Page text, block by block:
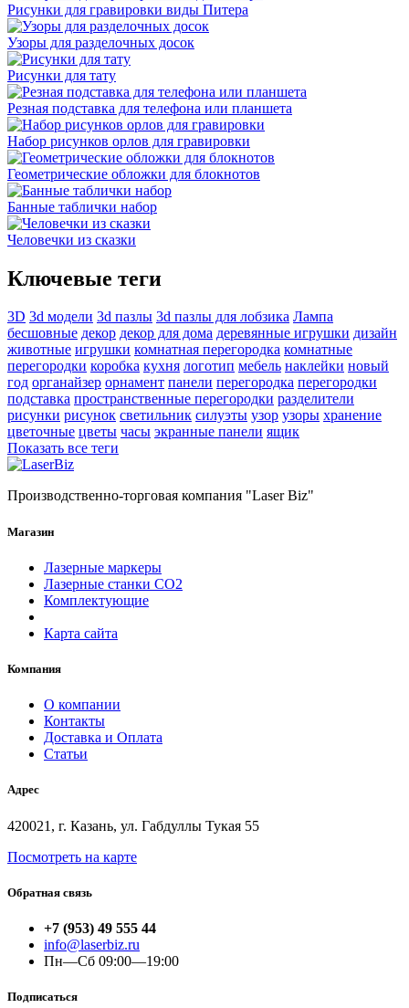
Рисунки для гравировки виды Питера
Узоры для разделочных досок
Рисунки для тату
Резная подставка для телефона или планшета
Набор рисунков орлов для гравировки
Геометрические обложки для блокнотов
Банные таблички набор
Человечки из сказки
Ключевые теги
3D 3d модели 3d пазлы 3d пазлы для лобзика Лампа
бесшовные декор декор для дома деревянные игрушки дизайн
животные игрушки комнатная перегородка комнатные
перегородки коробка кухня логотип мебель наклейки новый
год органайзер орнамент панели перегородка перегородки
подставка пространственные перегородки разделители
рисунки рисунок светильник силуэты узор узоры хранение
цветочные цветы часы экранные панели ящик
Показать все теги
Производственно-торговая компания "Laser Biz"
Магазин
Лазерные маркеры
Лазерные станки СО2
Комплектующие
Карта сайта
Компания
О компании
Контакты
Доставка и Оплата
Статьи
Адрес
420021, г. Казань, ул. Габдуллы Тукая 55
Посмотреть на карте
Обратная связь
+7 (953) 49 555 44
info@laserbiz.ru
Пн—Сб 09:00—19:00
Подписаться